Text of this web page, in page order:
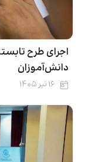
اجرای طرح
دانش‌آموزان
۱۶ تیر ۱۴۰۵